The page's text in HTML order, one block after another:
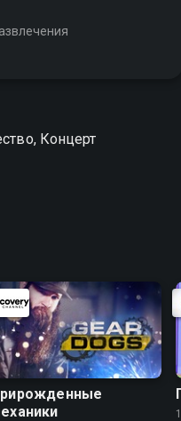
Концерт